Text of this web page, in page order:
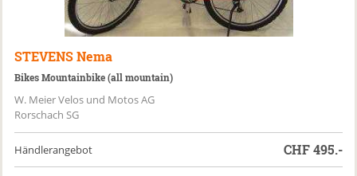
STEVENS Nema
Bikes Mountainbike (all mountain)
W. Meier Velos und Motos AG
Rorschach SG
Händlerangebot CHF495.-